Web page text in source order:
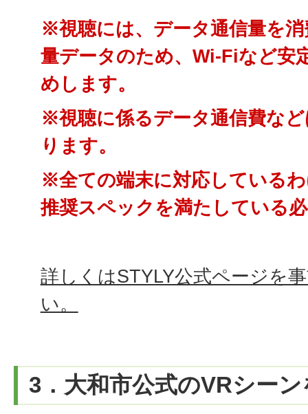
※視聴には、データ通信量を
量データのため、Wi-Fiなど安
めします。
※視聴に係るデータ通信費な
ります。
※全ての端末に対応している
推奨スペックを満たしている
詳しくはSTYLY公式ページを
い。
3．大和市公式のVRシー